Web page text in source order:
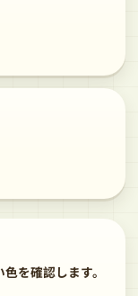
を確認します。